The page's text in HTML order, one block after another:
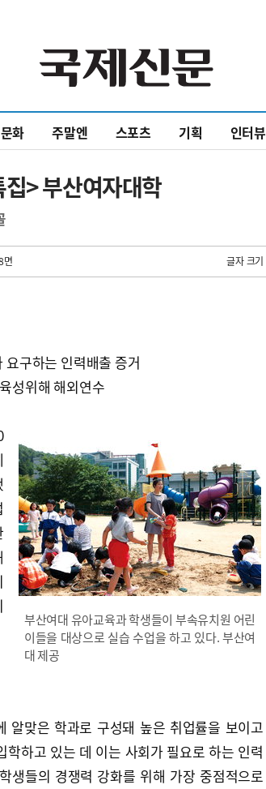
문화 주말엔 스포츠 기획 인터뷰
> 부산여자대학
면 글자 크기
구하는 인력배출 증거
성위해 해외연수
부산여대 유아교육과 학생들이 부속유치원 어린
이들을 대상으로 실습 수업을 하고 있다. 부산여
대 제공
맞은 학과로 구성돼 높은 취업률을 보이고
하고 있는 데 이는 사회가 필요로 하는 인력
생들의 경쟁력 강화를 위해 가장 중점적으로